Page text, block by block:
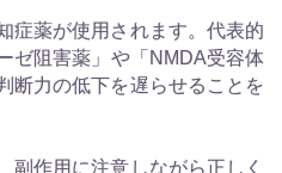
症薬が使用されます。代表的
ゼ阻害薬」や「NMDA受容体
断力の低下を遅らせることを
副作用に注意しながら正しく